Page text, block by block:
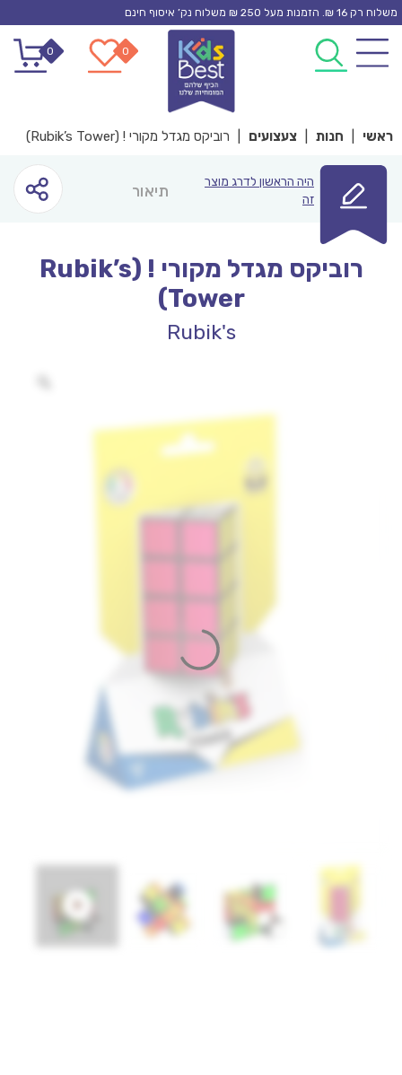
Skip
content
משלוח רק 16 ₪. הזמנות מעל 250 ₪ משלוח נק’ איסוף חינם
0
0
ראשי חנות צעצועים רוביקס מגדל מקורי ! (Rubik’s Tower)
היה הראשון לדרג מוצר
זה
תיאור
רוביקס מגדל מקורי ! (Rubik’s
Tower)
Rubik's